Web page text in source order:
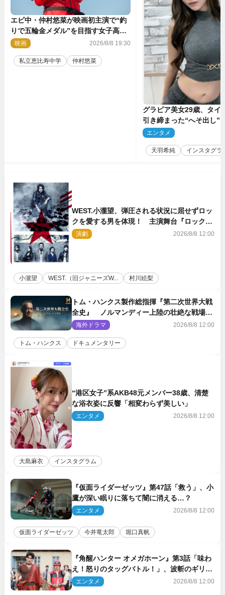
エビ中・仲村悠菜が映画初主演で“釣
りで五輪金メダル”を目指す女子高生
に！ 映画『つりこまち』今秋公開
映画 2026/8/8 19:30
私立恵比寿中学 仲村悠菜
グラビア美女29歳、タイ
引き締まった“へそ出し”
「可愛い過ぎる」
エンタメ
天羽希純 インスタグラ
WEST.小瀧望、弾圧される状況に屈せずロッ
クを愛する男を体現！ 主演舞台『ロックン
ロール』ビジュアル解禁
演劇 2026/8/8 12:00
小瀧望 WEST.（旧ジャニーズW... 村川絵梨
トム・ハンクス製作総指揮『第二次世界大戦
全史』 ノルマンディー上陸の壮絶な戦場を
収めた特別映像解禁
海外ドラマ 2026/8/8 12:00
トム・ハンクス ドキュメンタリー
“港区女子”系AKB48元メンバー38歳、清楚
な浴衣姿に反響「相変わらず美しい」
エンタメ 2026/8/8 12:00
大島麻衣 インスタグラム
『仮面ライダーゼッツ』第47話「救う」、小
鷹が深い眠りに落ちて闇に消える…？
エンタメ 2026/8/8 12:00
仮面ライダーゼッツ 今井竜太郎 堀口真帆
『角醒ハンター オメガホーン』第3話「味わ
え！怒りのタッグバトル！」、波斬のギリコ
がハンターバトルを挑んできた！
エンタメ 2026/8/8 12:00